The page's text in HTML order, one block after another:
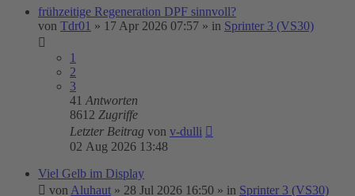
frühzeitige Regeneration DPF sinnvoll?
von Tdr01 » 17 Apr 2026 07:57 » in Sprinter 3 (VS30)
1
2
3
41 Antworten
8612 Zugriffe
Letzter Beitrag von v-dulli
02 Aug 2026 13:48
Viel Gelb im Display
von Aluhaut » 28 Jul 2026 16:50 » in Sprinter 3 (VS30)